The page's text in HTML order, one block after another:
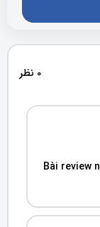
0 نظر
Bài review